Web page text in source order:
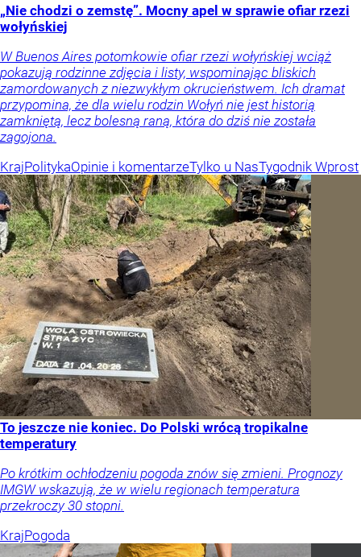
„Nie chodzi o zemstę”. Mocny apel w sprawie ofiar rzezi
wołyńskiej
W Buenos Aires potomkowie ofiar rzezi wołyńskiej wciąż
pokazują rodzinne zdjęcia i listy, wspominając bliskich
zamordowanych z niezwykłym okrucieństwem. Ich dramat
przypomina, że dla wielu rodzin Wołyń nie jest historią
zamkniętą, lecz bolesną raną, która do dziś nie została
zagojona.
KrajPolitykaOpinie i komentarzeTylko u NasTygodnik Wprost
To jeszcze nie koniec. Do Polski wrócą tropikalne
temperatury
Po krótkim ochłodzeniu pogoda znów się zmieni. Prognozy
IMGW wskazują, że w wielu regionach temperatura
przekroczy 30 stopni.
KrajPogoda